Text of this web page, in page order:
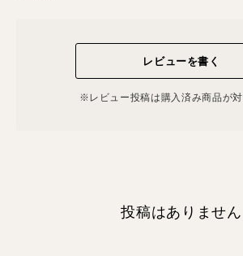
レビューを書く
※レビュー投稿は購⼊済み商品が対
投稿はありません